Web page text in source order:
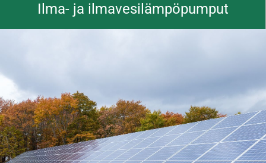
Ilma- ja ilmavesilämpöpumput